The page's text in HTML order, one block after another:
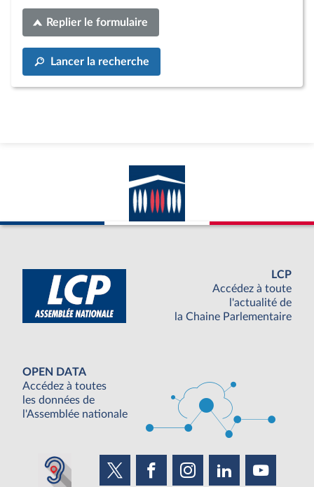
Replier le formulaire
Lancer la recherche
LCP
Accédez à toute
l'actualité de
la Chaine Parlementaire
OPEN DATA
Accédez à toutes
les données de
l'Assemblée nationale